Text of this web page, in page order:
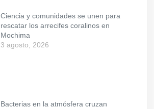
Ciencia y comunidades se unen para
rescatar los arrecifes coralinos en
Mochima
3 agosto, 2026
Bacterias en la atmósfera cruzan